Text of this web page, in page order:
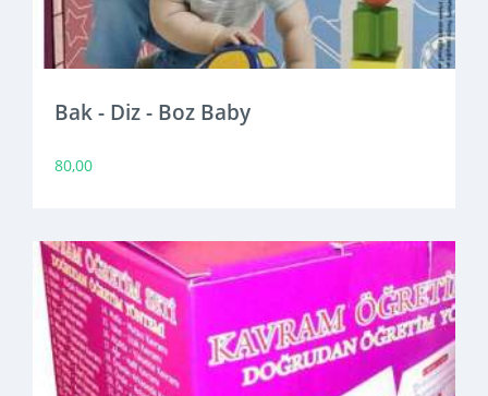
Bak - Diz - Boz Baby
80,00